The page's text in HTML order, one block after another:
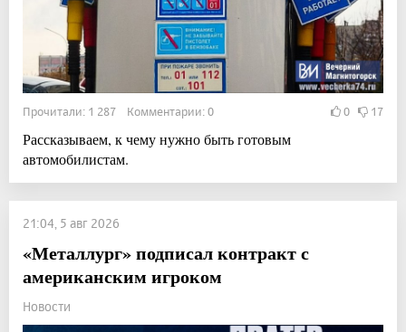
Прочитали: 1 287 Комментарии: 0 0 17
Рассказываем, к чему нужно быть готовым
автомобилистам.
21:04, 5 авг 2026
«Металлург» подписал контракт с
американским игроком
Новости